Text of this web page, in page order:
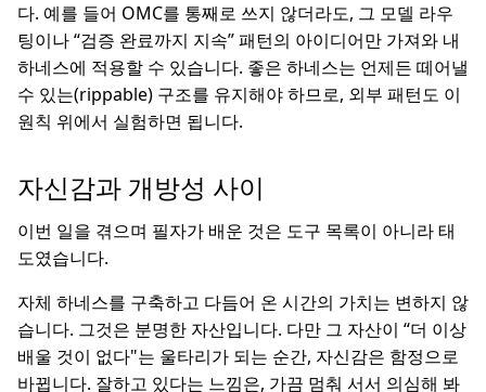
다. 예를 들어 OMC를 통째로 쓰지 않더라도, 그 모델 라우
팅이나 “검증 완료까지 지속” 패턴의 아이디어만 가져와 내
하네스에 적용할 수 있습니다. 좋은 하네스는 언제든 떼어낼
수 있는(rippable) 구조를 유지해야 하므로, 외부 패턴도 이
원칙 위에서 실험하면 됩니다.
자신감과 개방성 사이
이번 일을 겪으며 필자가 배운 것은 도구 목록이 아니라 태
도였습니다.
자체 하네스를 구축하고 다듬어 온 시간의 가치는 변하지 않
습니다. 그것은 분명한 자산입니다. 다만 그 자산이 “더 이상
배울 것이 없다"는 울타리가 되는 순간, 자신감은 함정으로
바뀝니다. 잘하고 있다는 느낌은, 가끔 멈춰 서서 의심해 봐